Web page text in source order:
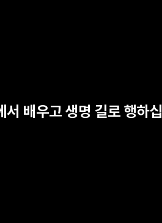
배우고 생명 길로 행하